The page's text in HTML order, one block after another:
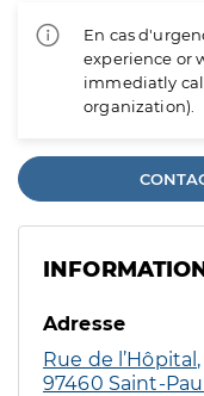
En cas
experience or
immediatly
organization).
Adresse
Rue de l’Hôpital,
97460 Saint-Paul